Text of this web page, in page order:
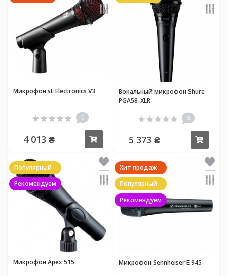
Микрофон sE Electronics V3
0
4 013 ₴
Вокальный микрофон Shure
PGA58-XLR
0
5 373 ₴
Популярный
Рекомендуем
Микрофон Apex 515
Хит продаж
Популярный
Рекомендуем
Микрофон Sennheiser E 945